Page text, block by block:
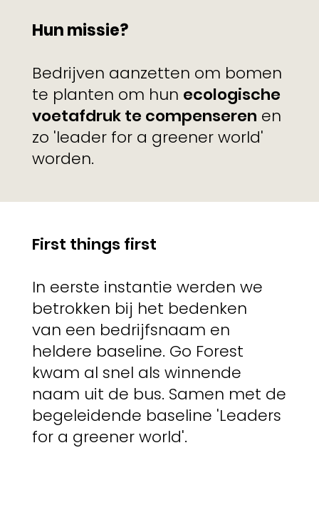
Hun missie?
Bedrijven aanzetten om bomen
te planten om hun ecologische
voetafdruk te compenseren en
zo 'leader for a greener world'
worden.
First things first
In eerste instantie werden we
betrokken bij het bedenken
van een bedrijfsnaam en
heldere baseline. Go Forest
kwam al snel als winnende
naam uit de bus. Samen met de
begeleidende baseline 'Leaders
for a greener world'.